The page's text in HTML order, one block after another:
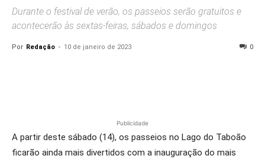
Durante o festival de verão, os passeios serão gratuitos e
acontecerão às sextas-feiras, sábados e domingos
Por Redação - 10 de janeiro de 2023 0
Publicidade
A partir deste sábado (14), os passeios no Lago do Taboão
ficarão ainda mais divertidos com a inauguração do mais